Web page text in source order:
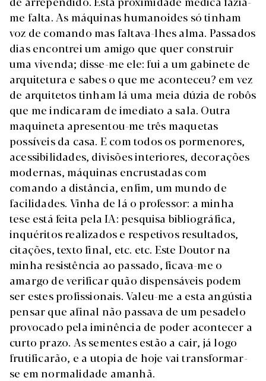
me falta. As máquinas humanoides só tinham
voz de comando mas faltava-lhes alma. Passados
dias encontrei um amigo que quer construir
uma vivenda; disse-me ele: fui a um gabinete de
arquitetura e sabes o que me aconteceu? em vez
de arquitetos tinham lá uma meia dúzia de robôs
que me indicaram de imediato a sala. Outra
maquineta apresentou-me três maquetas
possíveis da casa. E com todos os pormenores,
acessibilidades, divisões interiores, decorações
modernas, máquinas encrustadas com
comando a distância, enfim, um mundo de
facilidades. Vinha de lá o professor: a minha
tese está feita pela IA: pesquisa bibliográfica,
inquéritos realizados e respetivos resultados,
citações, texto final, etc. etc. Este Doutor na
minha resistência ao passado, ficava-me o
amargo de verificar quão dispensáveis podem
ser estes profissionais. Valeu-me a esta angústia
pensar que afinal não passava de um pesadelo
provocado pela iminência de poder acontecer a
curto prazo. As sementes estão a cair, já logo
frutificarão, e a utopia de hoje vai transformar-
se em normalidade amanhã.